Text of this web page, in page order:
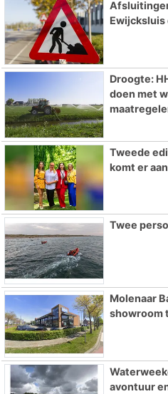
Ewijcksluis
Droogte:
doen met
Tweede
komt er
Twee
Molenaar
showroom
avontuur